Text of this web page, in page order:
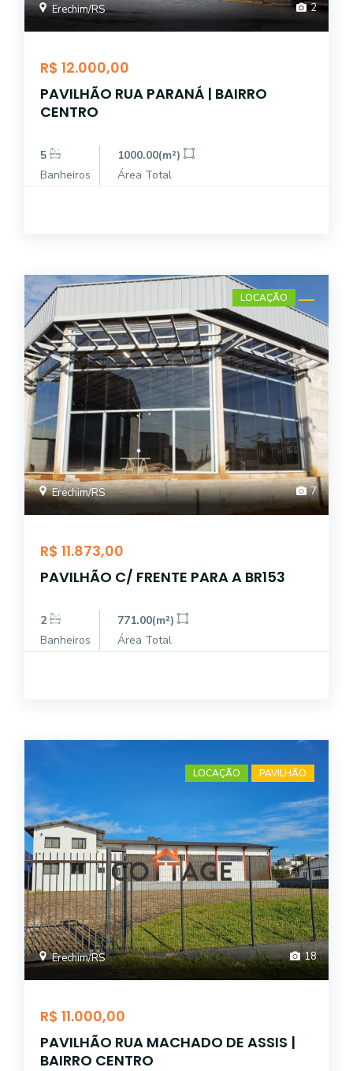
Erechim/RS 2
R$ 12.000,00
PAVILHÃO RUA PARANÁ | BAIRRO
CENTRO
5
Banheiros
1000.00(m²)
Área Total
LOCAÇÃO
Erechim/RS 7
R$ 11.873,00
PAVILHÃO C/ FRENTE PARA A BR153
2
Banheiros
771.00(m²)
Área Total
LOCAÇÃO PAVILHÃO
Erechim/RS 18
R$ 11.000,00
PAVILHÃO RUA MACHADO DE ASSIS |
BAIRRO CENTRO